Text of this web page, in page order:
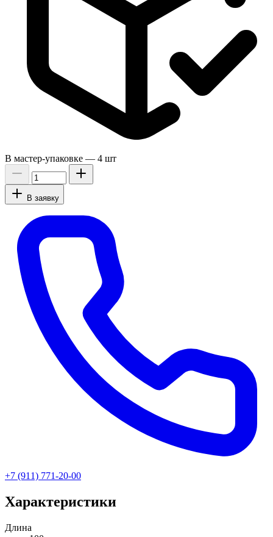
В мастер-упаковке — 4 шт
В заявку
+7 (911) 771-20-00
Характеристики
Длина